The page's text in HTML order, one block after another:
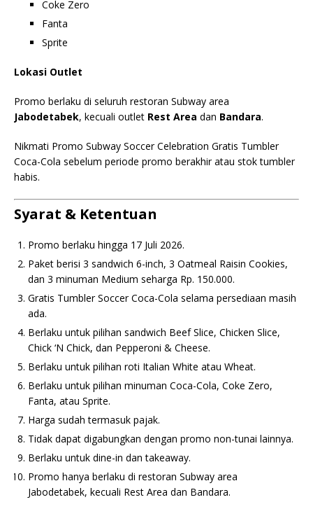
Coke Zero
Fanta
Sprite
Lokasi Outlet
Promo berlaku di seluruh restoran Subway area
Jabodetabek, kecuali outlet Rest Area dan Bandara.
Nikmati Promo Subway Soccer Celebration Gratis Tumbler
Coca-Cola sebelum periode promo berakhir atau stok tumbler
habis.
Syarat & Ketentuan
Promo berlaku hingga 17 Juli 2026.
Paket berisi 3 sandwich 6-inch, 3 Oatmeal Raisin Cookies,
dan 3 minuman Medium seharga Rp. 150.000.
Gratis Tumbler Soccer Coca-Cola selama persediaan masih
ada.
Berlaku untuk pilihan sandwich Beef Slice, Chicken Slice,
Chick ‘N Chick, dan Pepperoni & Cheese.
Berlaku untuk pilihan roti Italian White atau Wheat.
Berlaku untuk pilihan minuman Coca-Cola, Coke Zero,
Fanta, atau Sprite.
Harga sudah termasuk pajak.
Tidak dapat digabungkan dengan promo non-tunai lainnya.
Berlaku untuk dine-in dan takeaway.
Promo hanya berlaku di restoran Subway area
Jabodetabek, kecuali Rest Area dan Bandara.